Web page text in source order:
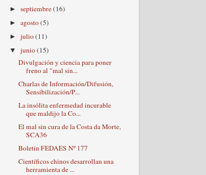
►septiembre(16)
►agosto(5)
►julio(11)
▼junio(15)
Divulgación y ciencia para poner
freno al "mal sin...
Charlas de Información/Difusión,
Sensibilización/P...
La insólita enfermedad incurable
que maldijo la Co...
El mal sin cura de la Costa da Morte,
SCA36
Boletín FEDAES Nº 177
Científicos chinos desarrollan una
herramienta de ...